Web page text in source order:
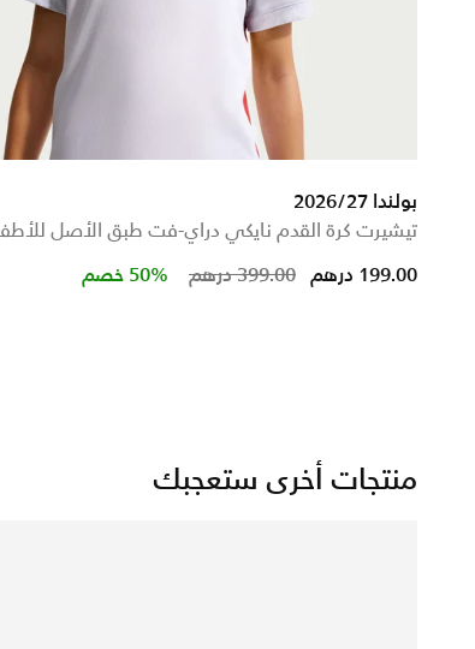
بولندا 2026/27
تيشيرت كرة القدم نايكي دراي-فت طبق الأصل
Price reduced from
399.00 درهم to 199.00 درهم 50% خصم
منتجات أخرى ستعجبك